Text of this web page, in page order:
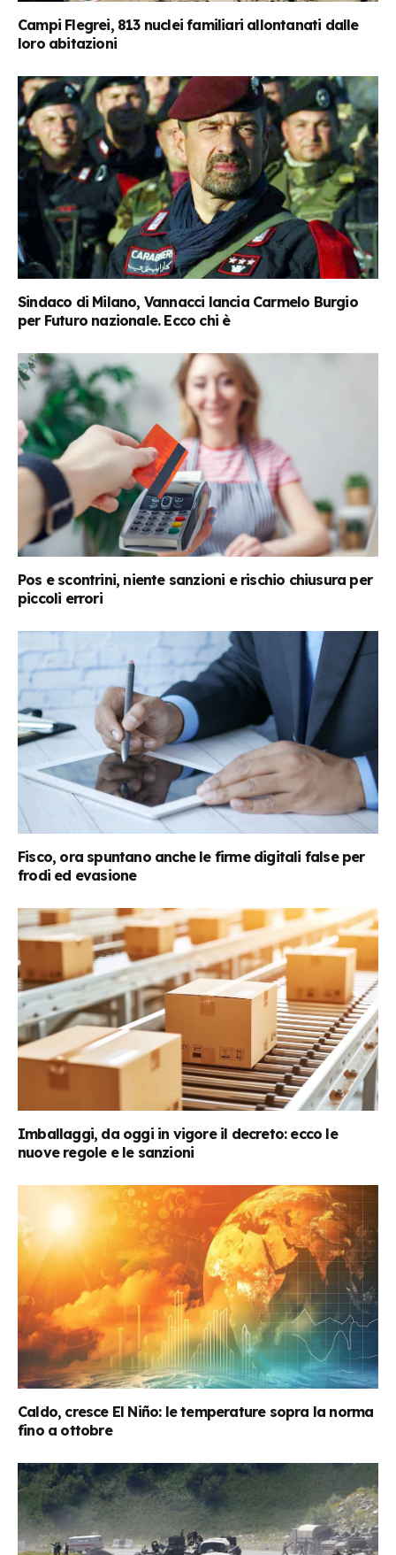
Campi Flegrei, 813 nuclei familiari allontanati dalle
loro abitazioni
Sindaco di Milano, Vannacci lancia Carmelo Burgio
per Futuro nazionale. Ecco chi è
Pos e scontrini, niente sanzioni e rischio chiusura per
piccoli errori
Fisco, ora spuntano anche le firme digitali false per
frodi ed evasione
Imballaggi, da oggi in vigore il decreto: ecco le
nuove regole e le sanzioni
Caldo, cresce El Niño: le temperature sopra la norma
fino a ottobre